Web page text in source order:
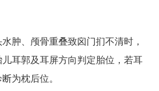
肿、颅骨重叠致囟门扪不清时，
耳郭及耳屏方向判定胎位，若耳
为枕后位。